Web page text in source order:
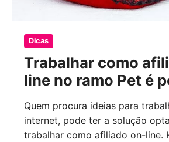
Dicas
Trabalhar como
line no ramo Pet é
Quem procura ideias para
internet, pode ter a solução
trabalhar como afiliado on-line.